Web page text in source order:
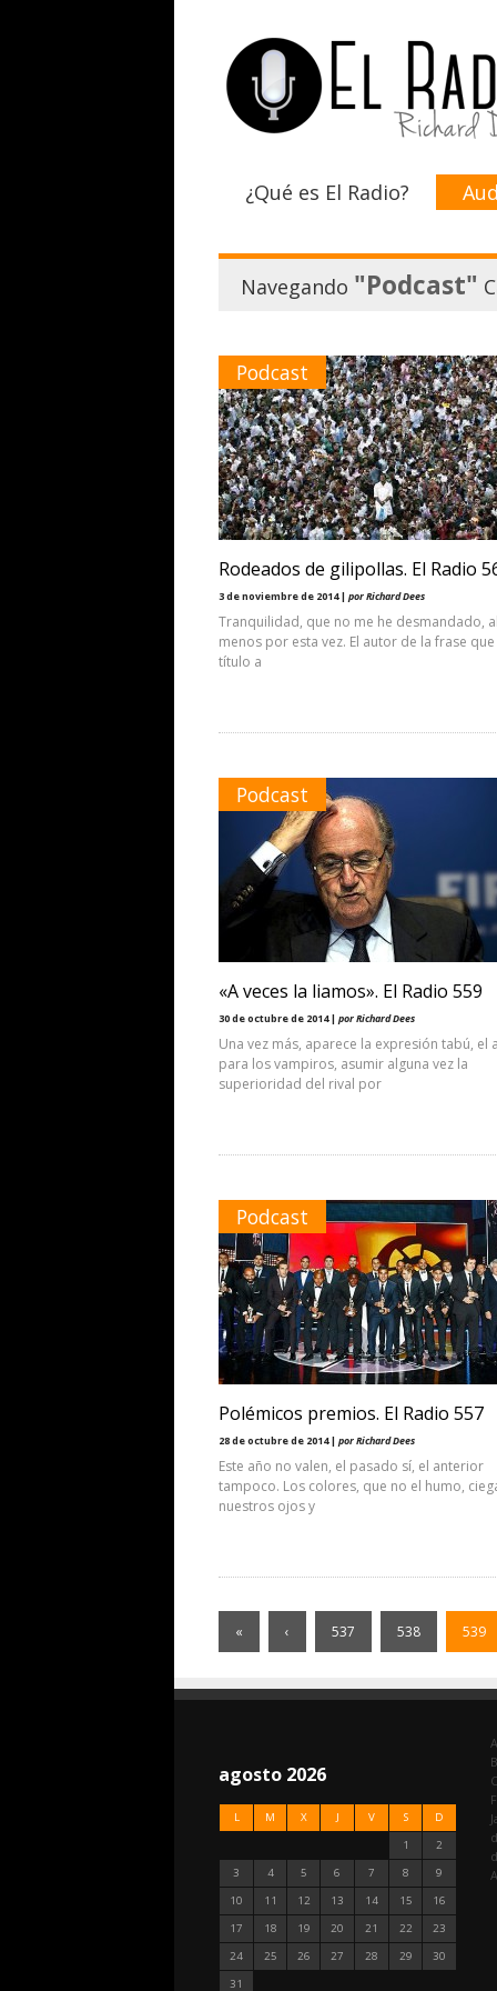
¿Qué es El Radio?
Navegando "Podcast"
Podcast
Rodeados de gilipollas. El Radio
3 de noviembre de 2014 | por Richard Dees
Tranquilidad, que no me he desmandado, al
menos por esta vez. El autor de la frase
título a
Podcast
«A veces la liamos». El Radio 559
30 de octubre de 2014 | por Richard Dees
Una vez más, aparece la expresión tabú, el
para los vampiros, asumir alguna vez la
superioridad del rival por
Podcast
Polémicos premios. El Radio 557
28 de octubre de 2014 | por Richard Dees
Este año no valen, el pasado sí, el anterior
tampoco. Los colores, que no el humo,
nuestros ojos y
« ‹ 537 538 539
agosto 2026
L M X J V S D
1
2
3
4 5 6 7 8
9
10
11 12 13 14 15
16
17
18 19 20 21 22
23
24
25 26 27 28 29
30
31